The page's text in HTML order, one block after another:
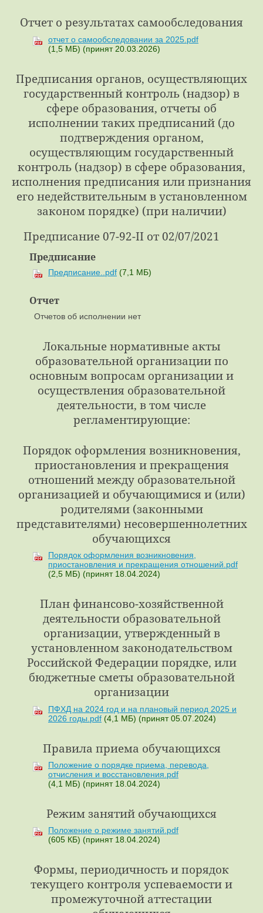
Отчет о результатах самообследования
отчет о самообследовании за 2025.pdf
(1,5 МБ) (принят 20.03.2026)
Предписания органов, осуществляющих
государственный контроль (надзор) в
сфере образования, отчеты об
исполнении таких предписаний (до
подтверждения органом,
осуществляющим государственный
контроль (надзор) в сфере образования,
исполнения предписания или признания
его недействительным в установленном
законом порядке) (при наличии)
Предписание 07-92-II от 02/07/2021
Предписание
Предписание..pdf (7,1 МБ)
Отчет
Отчетов об исполнении нет
Локальные нормативные акты
образовательной организации по
основным вопросам организации и
осуществления образовательной
деятельности, в том числе
регламентирующие:
Порядок оформления возникновения,
приостановления и прекращения
отношений между образовательной
организацией и обучающимися и (или)
родителями (законными
представителями) несовершеннолетних
обучающихся
Порядок оформления возникновения,
приостановления и прекращения отношений.pdf
(2,5 МБ) (принят 18.04.2024)
План финансово-хозяйственной
деятельности образовательной
организации, утвержденный в
установленном законодательством
Российской Федерации порядке, или
бюджетные сметы образовательной
организации
ПФХД на 2024 год и на плановый период 2025 и
2026 годы.pdf (4,1 МБ) (принят 05.07.2024)
Правила приема обучающихся
Положение о порядке приема, перевода,
отчисления и восстановления.pdf
(4,1 МБ) (принят 18.04.2024)
Режим занятий обучающихся
Положение о режиме занятий.pdf
(605 КБ) (принят 18.04.2024)
Формы, периодичность и порядок
текущего контроля успеваемости и
промежуточной аттестации